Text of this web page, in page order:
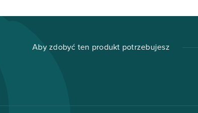
Aby zdobyć ten produkt potrzebujesz